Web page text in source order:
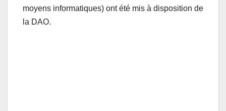
moyens informatiques) ont été mis à disposition de
la DAO.